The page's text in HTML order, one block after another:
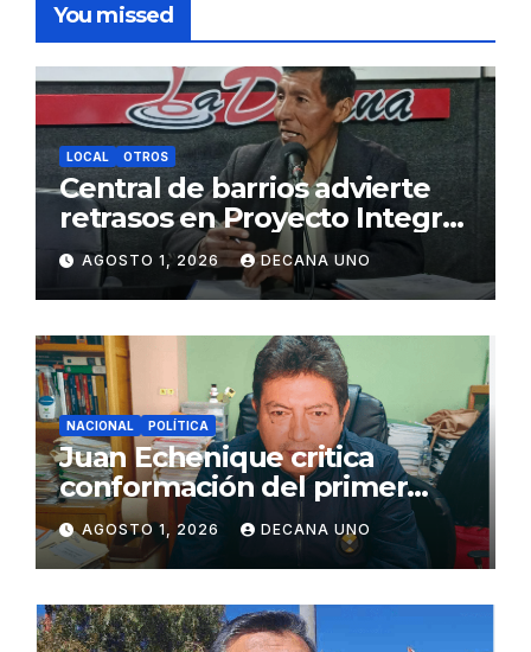
You missed
LOCAL OTROS
Central de barrios advierte
retrasos en Proyecto Integral
de Agua y Alcantarillado para
Juliaca
AGOSTO 1, 2026 DECANA UNO
NACIONAL POLÍTICA
Juan Echenique critica
conformación del primer
gabinete ministerial de Keiko
Fujimori
AGOSTO 1, 2026 DECANA UNO